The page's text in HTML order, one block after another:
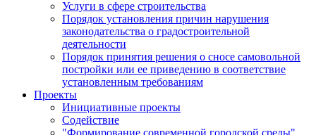
Услуги в сфере строительства
Порядок установления причин нарушения
законодательства о градостроительной
деятельности
Порядок принятия решения о сносе самовольной
постройки или ее приведению в соответствие
установленным требованиям
Проекты
Инициативные проекты
Содействие
"Формирование современной городской среды"